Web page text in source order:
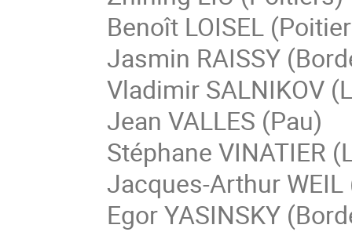
Benoît LOISEL
Jasmin RAISSY
Vladimir SALNIKOV
Jean VALLES (Pau)
Stéphane VINATIER
Jacques-Arthur
Egor YASINSKY